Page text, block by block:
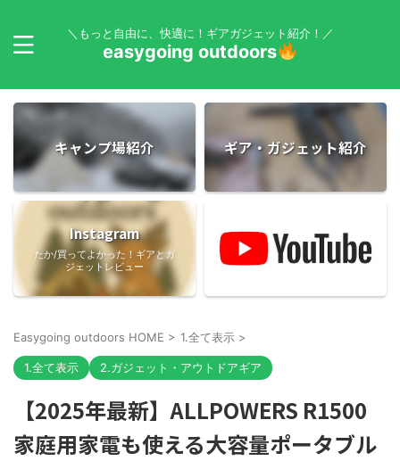
＼もっと自由に、快適に！ギアガジェット紹介！／
easygoing outdoors
キャンプ場紹介 ギア・ガジェット紹介
Instagram
たか/買ってよかった！ギアとガ
ジェットレビュー
Easygoing outdoors HOME > 1.全て表示 >
1.全て表示 2.ガジェット・アウトドアギア
【2025年最新】ALLPOWERS R1500
家庭用家電も使える大容量ポータブル